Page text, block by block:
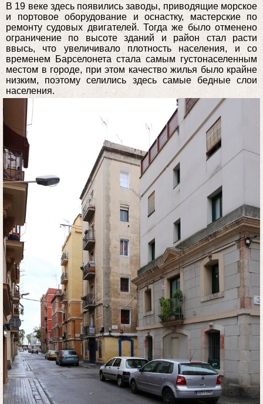
В 19 веке здесь появились заводы, приводящие морское
и портовое оборудование и оснастку, мастерские по
ремонту судовых двигателей. Тогда же было отменено
ограничение по высоте зданий и район стал расти
ввысь, что увеличивало плотность населения, и со
временем Барселонета стала самым густонаселенным
местом в городе, при этом качество жилья было крайне
низким, поэтому селились здесь самые бедные слои
населения.